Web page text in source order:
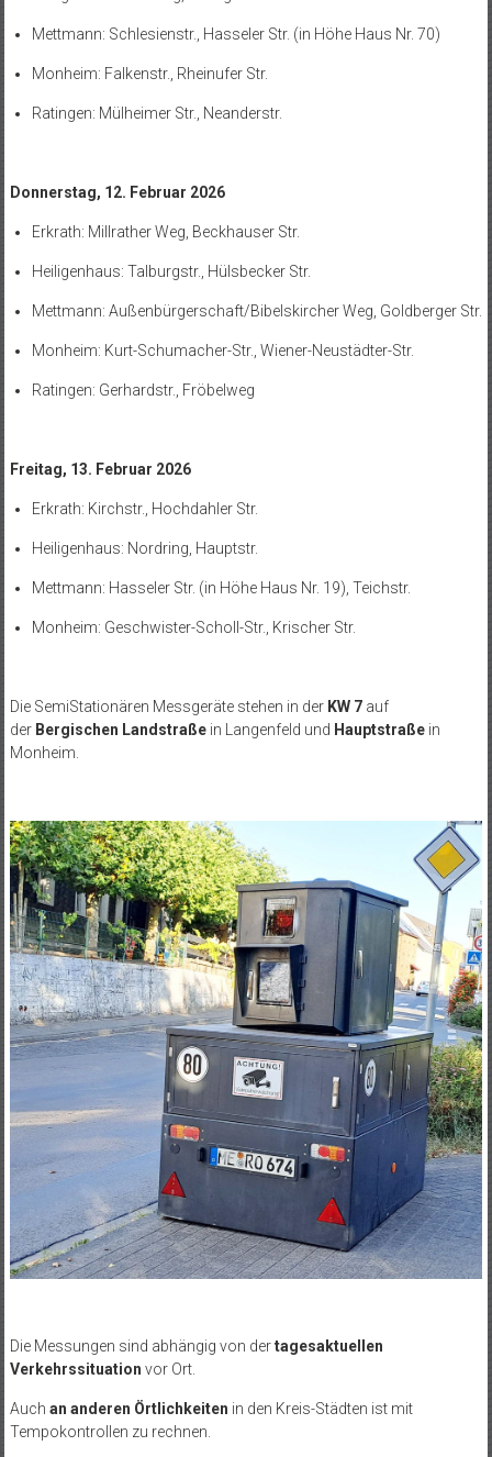
Mettmann: Schlesienstr., Hasseler Str. (in Höhe Haus Nr. 70)
Monheim: Falkenstr., Rheinufer Str.
Ratingen: Mülheimer Str., Neanderstr.
Donnerstag, 12. Februar 2026
Erkrath: Millrather Weg, Beckhauser Str.
Heiligenhaus: Talburgstr., Hülsbecker Str.
Mettmann: Außenbürgerschaft/Bibelskircher Weg, Goldberger Str.
Monheim: Kurt-Schumacher-Str., Wiener-Neustädter-Str.
Ratingen: Gerhardstr., Fröbelweg
Freitag, 13. Februar 2026
Erkrath: Kirchstr., Hochdahler Str.
Heiligenhaus: Nordring, Hauptstr.
Mettmann: Hasseler Str. (in Höhe Haus Nr. 19), Teichstr.
Monheim: Geschwister-Scholl-Str., Krischer Str.
Die SemiStationären Messgeräte stehen in der KW 7 auf
der Bergischen Landstraße in Langenfeld und Hauptstraßein
Monheim.
Die Messungen sind abhängig von dertagesaktuellen
Verkehrssituation vor Ort.
Auch an anderen Örtlichkeiten in den Kreis-Städten ist mit
Tempokontrollen zu rechnen.